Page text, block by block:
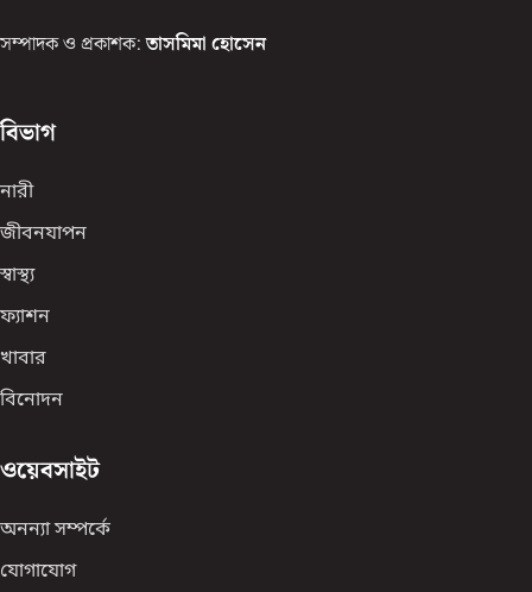
সম্পাদক ও প্রকাশক: তাসমিমা হোসেন
বিভাগ
নারী
জীবনযাপন
স্বাস্থ্য
ফ্যাশন
খাবার
বিনোদন
ওয়েবসাইট
অনন্যা সম্পর্কে
যোগাযোগ